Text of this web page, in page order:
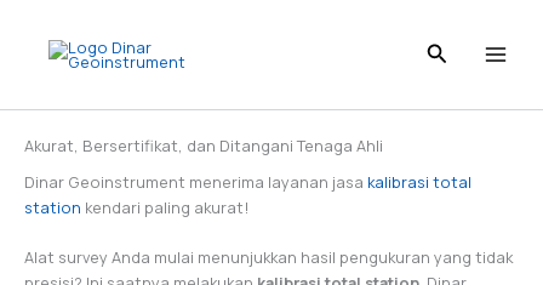
content
Akurat, Bersertifikat, dan Ditangani Tenaga Ahli
Dinar Geoinstrument menerima layanan jasa kalibrasi total
station kendari paling akurat!
Alat survey Anda mulai menunjukkan hasil pengukuran yang tidak